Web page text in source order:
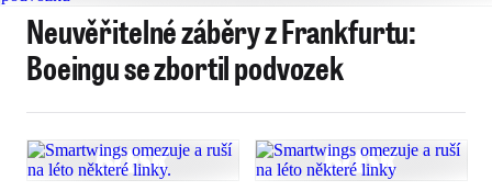
Neuvěřitelné záběry z Frankfurtu:
Boeingu se zbortil podvozek